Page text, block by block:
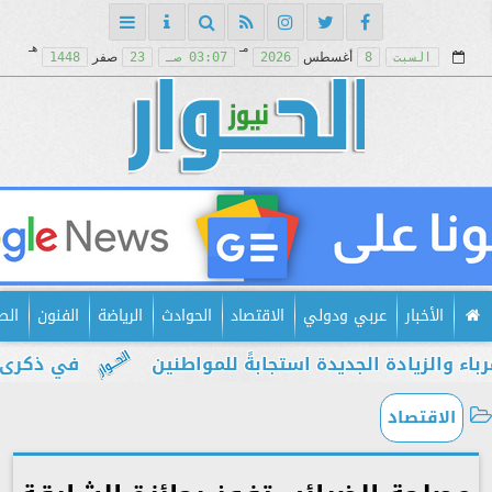
السبت 8 أغسطس 2026
مـ
03:07 صـ 23 صفر 1448
هـ
الأخبار عربي ودولي الاقتصاد الحوادث الرياضة الفنون
في ذكرى الجديدة استجابةً للمواطنين
الاقتصاد